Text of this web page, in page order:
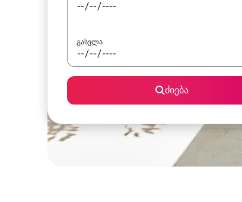
გასვლა
ძიება